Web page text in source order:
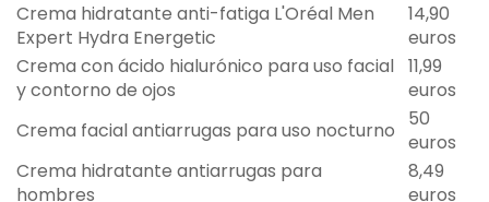
Crema hidratante anti-fatiga L'Oréal Men
Expert Hydra Energetic
14,90
euros
Crema con ácido hialurónico para uso facial
y contorno de ojos
11,99
euros
Crema facial antiarrugas para uso nocturno
50
euros
Crema hidratante antiarrugas para
hombres
8,49
euros